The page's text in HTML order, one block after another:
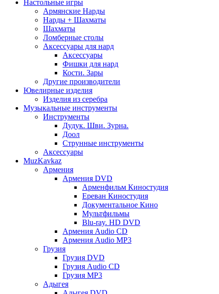
Настольные игры
Армянские Нарды
Нарды + Шахматы
Шахматы
Ломберные столы
Аксессуары для нард
Аксессуары
Фишки для нард
Кости. Зары
Другие производители
Ювелирные изделия
Изделия из серебра
Музыкальные инструменты
Инструменты
Дудук. Шви. Зурна.
Доол
Струнные инструменты
Аксессуары
MuzKavkaz
Армения
Армения DVD
Арменфильм Киностудия
Ереван Киностудия
Документальное Кино
Мультфильмы
Blu-ray. HD DVD
Армения Audio CD
Армения Audio MP3
Грузия
Грузия DVD
Грузия Audio CD
Грузия MP3
Адыгея